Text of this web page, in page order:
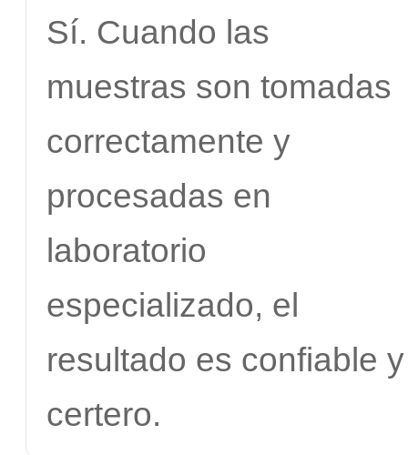
Sí. Cuando las
muestras son tomadas
correctamente y
procesadas en
laboratorio
especializado, el
resultado es confiable y
certero.